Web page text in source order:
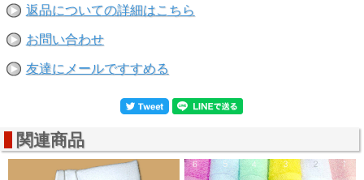
あらゆることに利用できます。
そんな頼もしいタオルを真空パックして
省スペースで備蓄しておきませんか？
アルミ蒸着フィルムで完全密封しています。
返品についての詳細はこちら
お問い合わせ
友達にメールですすめる
関連商品